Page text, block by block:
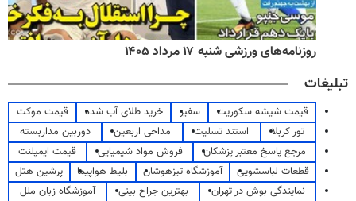
روزنامه‌های ورزشی شنبه ۱۷ مرداد ۱۴۰۵
تبلیغات
قیمت شیشه سکوریت سفیر خرید طلای آب شده
قیمت موکت
تور کربلا
استند تسلیت مداحی اربعین
دوربین مداربسته
مرجع پاسخ معتبر پزشکان
فروش مواد شیمیایی
قیمت ایمپلنت
قطعات لباسشویی
آموزشگاه تیزهوشان بلیط هواپیما
پرشین هتل
نمایندگی بوش در تهران
بهترین جراح بینی
آموزشگاه زبان ملل